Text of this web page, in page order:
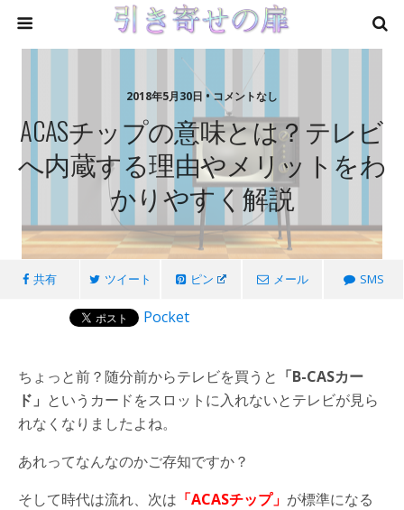
2018年5月30日 • コメントなし
ACASチップの意味とは？テレビ
へ内蔵する理由やメリットをわ
かりやすく解説
共有 ツイート ピン メール SMS
Pocket
ちょっと前？随分前からテレビを買うと 「B-CASカー
ド」 というカードをスロットに入れないとテレビが見ら
れなくなりましたよね。
あれってなんなのかご存知ですか？
そして時代は流れ、次は 「ACASチップ」 が標準になる